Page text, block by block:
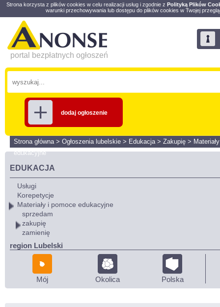
Strona korzysta z plików cookies w celu realizacji usług i zgodnie z Polityką Plików
warunki przechowywania lub dostępu do plików cookies w Twojej
portal bezpłatnych ogłoszeń
dodaj ogłoszenie
Strona główna> Ogłoszenia lubelskie > Edukacja> Zakupię >
edukacyjne
EDUKACJA
Usługi
Korepetycje
Materiały i pomoce edukacyjne
sprzedam
zakupię
zamienię
region Lubelski
Mój Okolica Polska